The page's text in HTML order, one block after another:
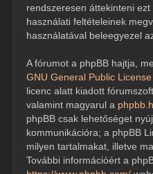
rendszeresen áttekinteni
használati feltételeinek
használatával beleegyezel
A fórumot a phpBB hajtja,
GNU General Public License
licenc alatt kiadott
valamint magyarul a
phpBB csak lehetőséget
kommunikációra; a phpBB
milyen tartalmakat, illetve
További információért a